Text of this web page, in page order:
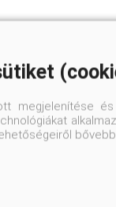
kertek
megjelenítése